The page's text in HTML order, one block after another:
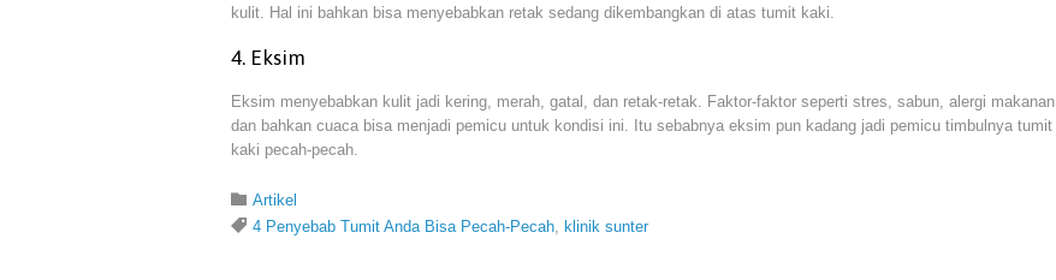
kulit. Hal ini bahkan bisa menyebabkan retak sedang dikembangkan di atas tumit kaki.
4. Eksim
Eksim menyebabkan kulit jadi kering, merah, gatal, dan retak-retak. Faktor-faktor seperti stres, sabun, alergi makanan,
dan bahkan cuaca bisa menjadi pemicu untuk kondisi ini. Itu sebabnya eksim pun kadang jadi pemicu timbulnya tumit
kaki pecah-pecah.
 Category
Artikel
 Tags
4 Penyebab Tumit Anda Bisa Pecah-Pecah klinik sunter